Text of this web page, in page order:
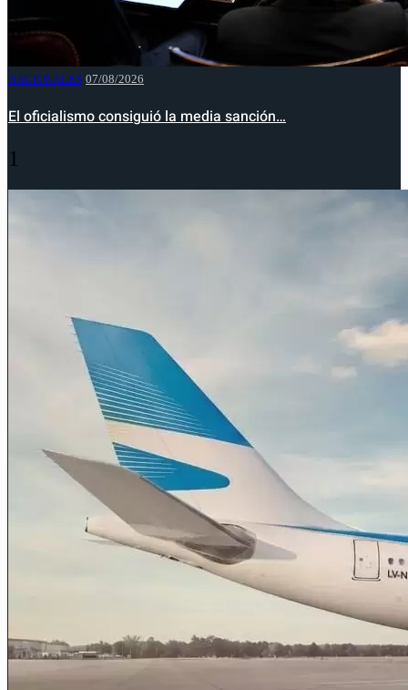
NACIONALES 07/08/2026
El oficialismo consiguió la media sanción…
1